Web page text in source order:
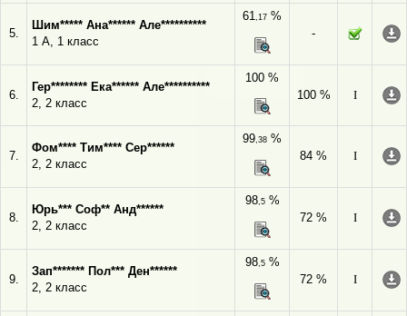
5.
Шим***** Ана****** Але**********
1 А, 1 класс
61,17 %
-
6.
Гер******** Ека****** Але**********
2, 2 класс
100 %
100 %
I
7.
Фом**** Тим**** Сер******
2, 2 класс
99,38 %
84 %
I
8.
Юрь*** Соф** Анд******
2, 2 класс
98,5%
72 %
I
9.
Зап******* Пол*** Ден******
2, 2 класс
98,5%
72 %
I